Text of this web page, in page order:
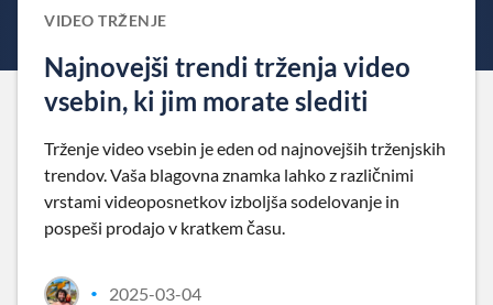
VIDEO TRŽENJE
Najnovejši trendi trženja video
vsebin, ki jim morate slediti
Trženje video vsebin je eden od najnovejših trženjskih
trendov. Vaša blagovna znamka lahko z različnimi
vrstami videoposnetkov izboljša sodelovanje in
pospeši prodajo v kratkem času.
• 2025-03-04